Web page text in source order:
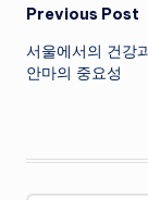
Post
Previous Post
서울에서의 건강
안마의 중요성